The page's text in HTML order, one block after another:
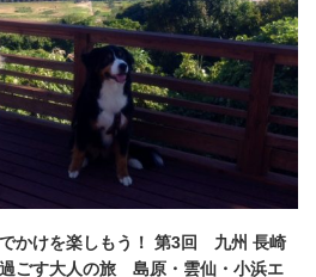
かけを楽しもう！ 第3回 九州 長崎
ごす大人の旅 島原・雲仙・小浜エ